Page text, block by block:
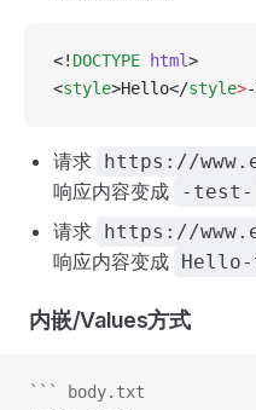
<! DOCTYPE html>
<style>Hello</style>
请求 https://
响应内容变成 -test-
请求 https://
响应内容变成
内嵌/Values方式
``` body.txt